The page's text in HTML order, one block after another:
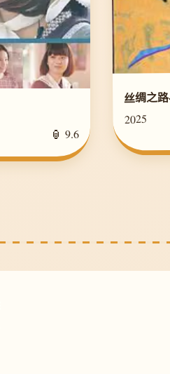
🏮 9.6
丝绸之
2025